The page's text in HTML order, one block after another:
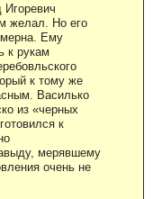
желал. Но его
Ему
к рукам
к тому же
Василько
из «черных
к
мерявшему
очень не